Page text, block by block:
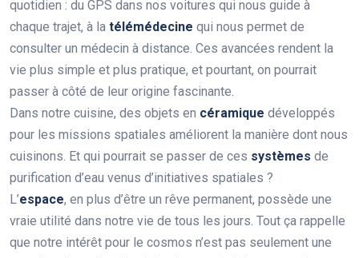
quotidien : du GPS dans nos voitures qui nous guide à
chaque trajet, à la télémédecine qui nous permet de
consulter un médecin à distance. Ces avancées rendent la
vie plus simple et plus pratique, et pourtant, on pourrait
passer à côté de leur origine fascinante.
Dans notre cuisine, des objets en céramique développés
pour les missions spatiales améliorent la manière dont nous
cuisinons. Et qui pourrait se passer de ces systèmes de
purification d’eau venus d’initiatives spatiales ?
L’espace, en plus d’être un rêve permanent, possède une
vraie utilité dans notre vie de tous les jours. Tout ça rappelle
que notre intérêt pour le cosmos n’est pas seulement une